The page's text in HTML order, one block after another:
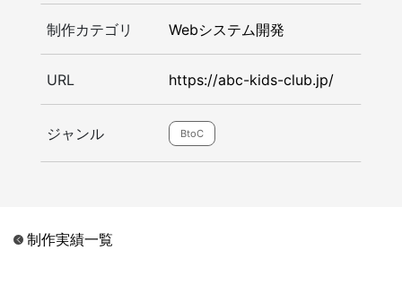
制作カテゴリ Webシステム開発
URL https://abc-kids-club.jp/
ジャンル BtoC
制作実績一覧